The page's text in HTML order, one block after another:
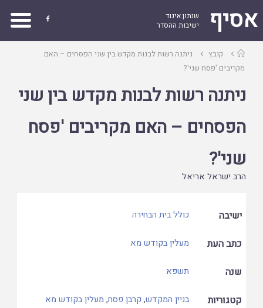
אסיף
שנתון איגוד
ישיבות ההסדר

עמוד
ראשי
קובץ
ניתנה רשות לבנות מקדש בין שני הפסחים – האם
מקריבים 'פסח שני'?
ניתנה רשות לבנות מקדש בין שני
הפסחים – האם מקריבים 'פסח
שני'?
הרב ישראל אריאל
ישיבה כולל בית הבחירה
כתב העת מעלין בקודש מא
שנה תשפא
קטגוריות בניין המקדש, קרבן פסח, מעלין בקודש מא